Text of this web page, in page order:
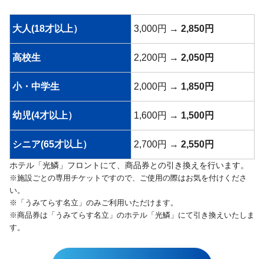
大人(18才以上） 3,000円 → 2,850円
高校生 2,200円 → 2,050円
小・中学生 2,000円 → 1,850円
幼児(4才以上） 1,600円 → 1,500円
シニア(65才以上） 2,700円 → 2,550円
ホテル「光鱗」フロントにて、商品券との引き換えを行います。
※施設ごとの専用チケットですので、ご使用の際はお気を付けくださ
い。
※「うみてらす名立」のみご利用いただけます。
※商品券は「うみてらす名立」のホテル「光鱗」にて引き換えいたしま
す。